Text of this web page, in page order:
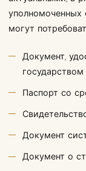
уполномоченных
могут
Документ,
государством
Паспорт со
Документ
Документ о